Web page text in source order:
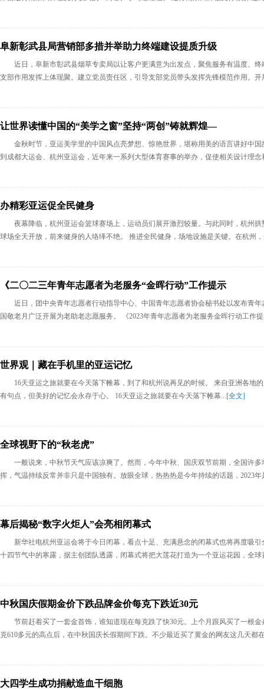
阜新彰武县局营销部多措并举助力终端建设提质升级
近日，阜新市彰武县烟草专卖局以让客户更满意为出发点，聚焦服务有温度、
支部作用发挥上体现聚。建立党员责任区，引导支部党员带头发挥先锋模范作用。开
让世界读懂中国的“美学之窗”坚持“两创”铸就辉煌—
金秋时节，亚运美学里的中国风点亮梦想、惊艳世界，堪称用美的语言讲好中
到成都大运会、杭州亚运会，近年来一系列大型体育赛事的举办，促使相关设计理
办精彩亚运促全民健身
夜幕降临，杭州亚运会篮球赛场上，运动员们展开激烈较量。与此同时，杭州
球场全天开放，前来健身的人络绎不绝。 推进全民健身，场地设施是关键。在杭州
《二〇二三年青年志愿者为老服务“金晖行动”工作提示
近日，团中央青年志愿者行动指导中心、中国青年志愿者协会秘书处以发布青
国敬老月广泛开展为老助老志愿服务。 《2023年青年志愿者为老服务金晖行动工作
世界观｜藏在手机里的亚运记忆
16天亚运之旅就要在今天落下帷幕，到了和杭州说再见的时候。 来自亚洲各地
有句点，但美好的记忆会永存于心。 16天亚运之旅就要在今天落下帷幕...[全文]
全球视野下的“秋老虎”
一般说来，中秋节天气应该凉爽了。然而，今年中秋、国庆双节前期，全国许
挥，气温持续反常并非只是中国独有。放眼全球，热热热是今年持续的话题，2023
幕后揭秘“数字火炬人”会亮相闭幕式
新华社电杭州亚运会将于今日闭幕，看点十足、充满悬念的闭幕式也将再度吸
十四节气中的寒露，据主创团队透露，闭幕式将把大莲花打造为一个亚运花园，全
中秋国庆假期金价下跌品牌金价每克下跌近30元
节前赶着买了一套金首饰，谁知道现在每克跌了快30元。上个月跟风买了一根
克610多元的高点后，在中秋国庆长假期间下跌。不少最近买了黄金的网友这几天都
大四学生成功捐献造血干细胞